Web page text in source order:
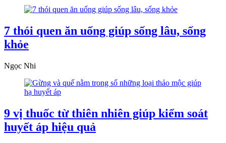
7 thói quen ăn uống giúp sống lâu, sống
khỏe
Ngọc Nhi
9 vị thuốc từ thiên nhiên giúp kiểm soát
huyết áp hiệu quả